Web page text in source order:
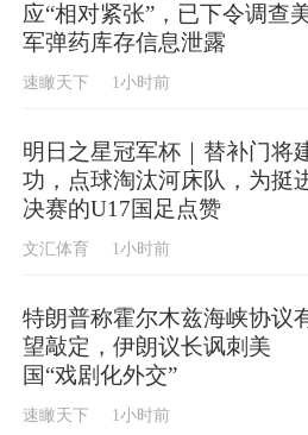
应“相对紧张”，已下令调查
军弹药库存信息泄露
速瞰天下 1小时前
明日之星冠军杯｜替补门将
功，点球淘汰河床队，为挺
决赛的U17国足点赞
文汇体育 1小时前
特朗普称霍尔木兹海峡协议
望敲定，伊朗议长讽刺美
国“戏剧化外交”
速瞰天下 1小时前